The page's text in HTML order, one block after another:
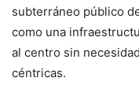
subterráneo público
como una
al centro sin
céntricas.